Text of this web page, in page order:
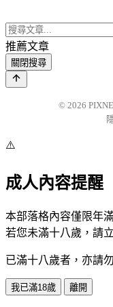
推薦文章
關閉搜尋
© 2026
⚠️
成人內容提醒
本部落格內容僅限年
若您未滿十八歲，請
已滿十八歲者，亦請
我已滿18歲 離開